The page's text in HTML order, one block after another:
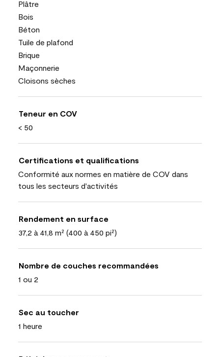
Plâtre
Bois
Béton
Tuile de plafond
Brique
Maçonnerie
Cloisons sèches
Teneur en COV
< 50
Certifications et qualifications
Conformité aux normes en matière de COV dans
tous les secteurs d'activités
Rendement en surface
37,2 à 41,8 m² (400 à 450 pi²)
Nombre de couches recommandées
1 ou 2
Sec au toucher
1 heure